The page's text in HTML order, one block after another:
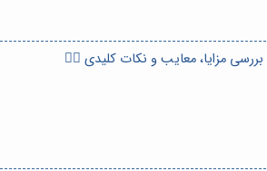
مزایا، معایب و نکات کلیدی 🏋️‍♀️